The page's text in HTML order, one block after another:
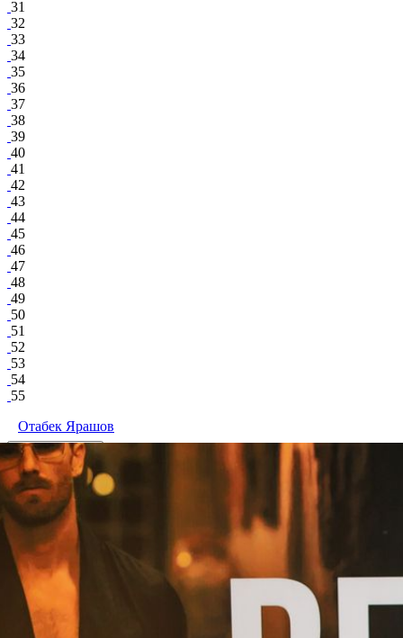
31
32
33
34
35
36
37
38
39
40
41
42
43
44
45
46
47
48
49
50
51
52
53
54
55
Отабек Ярашов
поделиться
Facebook
Вконтакте
28 775
2082
Vklybe.tv Sochi
/ другие события